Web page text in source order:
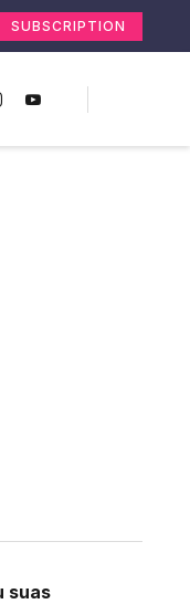
SUBSCRIPTION
suas